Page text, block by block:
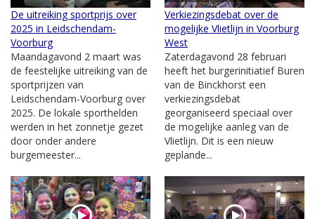
De uitreiking sportprijs over
2025 in Leidschendam-
Voorburg
Maandagavond 2 maart was
de feestelijke uitreiking van de
sportprijzen van
Leidschendam-Voorburg over
2025. De lokale sporthelden
werden in het zonnetje gezet
door onder andere
burgemeester...
Verkiezingsdebat over de
mogelijke Vlietlijn in Voorburg
West
Zaterdagavond 28 februari
heeft het burgerinitiatief Buren
van de Binckhorst een
verkiezingsdebat
georganiseerd speciaal over
de mogelijke aanleg van de
Vlietlijn. Dit is een nieuw
geplande...